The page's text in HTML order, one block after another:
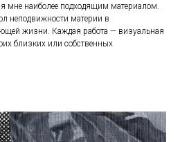
мне наиболее подходящим материалом.
неподвижности материи в
жизни. Каждая работа — визуальная
близких или собственных